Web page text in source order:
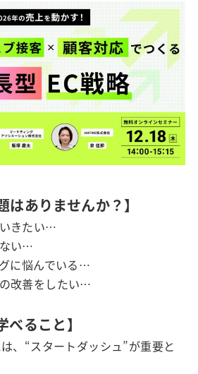
はありませんか？】
きたい…
い…
に悩んでいる…
改善をしたい…
べること】
、“スタートダッシュ”が重要と